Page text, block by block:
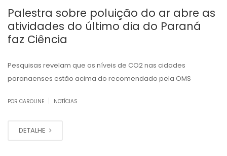
Palestra sobre poluição do ar abre as
atividades do último dia do Paraná
faz Ciência
Pesquisas revelam que os níveis de CO2 nas cidades
paranaenses estão acima do recomendado pela OMS
POR CAROLINE NOTÍCIAS
DETALHE